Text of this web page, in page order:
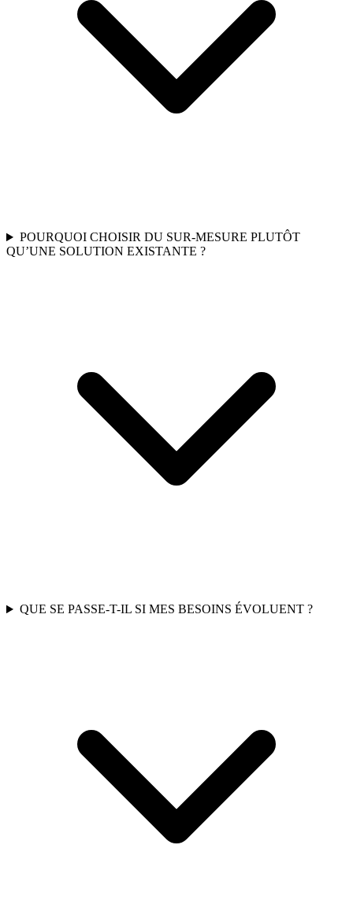
POURQUOI CHOISIR DU SUR-MESURE PLUTÔT
QU’UNE SOLUTION EXISTANTE ?
QUE SE PASSE-T-IL SI MES BESOINS ÉVOLUENT ?